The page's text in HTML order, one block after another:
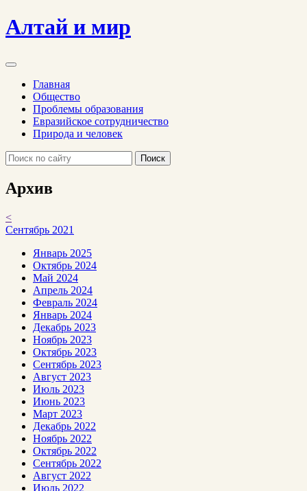
Алтай и мир
Главная
Общество
Проблемы образования
Евразийское сотрудничество
Природа и человек
Поиск
Архив
<
Сентябрь 2021
Январь 2025
Октябрь 2024
Май 2024
Апрель 2024
Февраль 2024
Январь 2024
Декабрь 2023
Ноябрь 2023
Октябрь 2023
Сентябрь 2023
Август 2023
Июль 2023
Июнь 2023
Март 2023
Декабрь 2022
Ноябрь 2022
Октябрь 2022
Сентябрь 2022
Август 2022
Июль 2022